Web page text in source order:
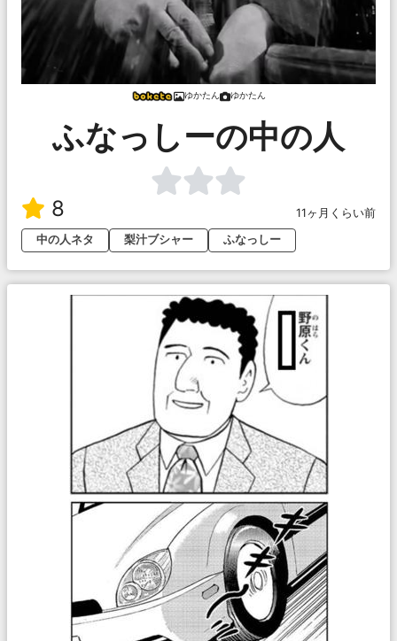
ゆかたん ゆかたん
ふなっしーの中の人
8
11ヶ月くらい前
中の人ネタ
梨汁ブシャー ふなっしー